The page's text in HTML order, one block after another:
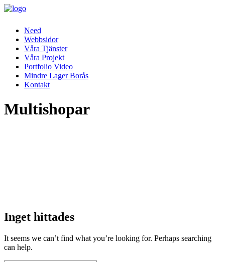
Need
Webbsidor
Våra Tjänster
Våra Projekt
Portfolio Video
Mindre Lager Borås
Kontakt
Multishopar
Inget hittades
It seems we can’t find what you’re looking for. Perhaps searching
can help.